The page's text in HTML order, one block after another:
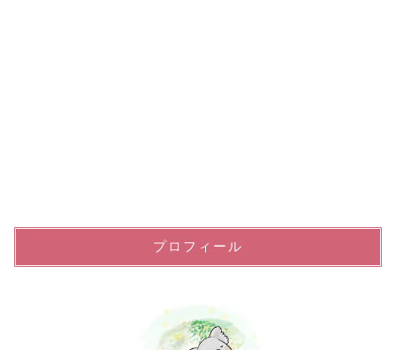
プロフィール